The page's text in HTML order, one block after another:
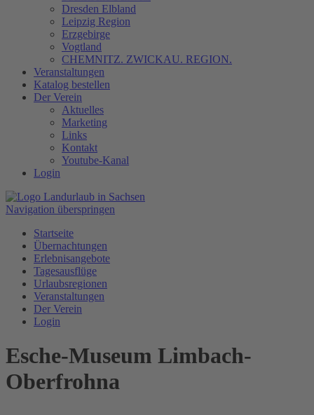
Dresden Elbland
Leipzig Region
Erzgebirge
Vogtland
CHEMNITZ. ZWICKAU. REGION.
Veranstaltungen
Katalog bestellen
Der Verein
Aktuelles
Marketing
Links
Kontakt
Youtube-Kanal
Login
Navigation überspringen
Startseite
Übernachtungen
Erlebnisangebote
Tagesausflüge
Urlaubsregionen
Veranstaltungen
Der Verein
Login
Esche-Museum Limbach-
Oberfrohna